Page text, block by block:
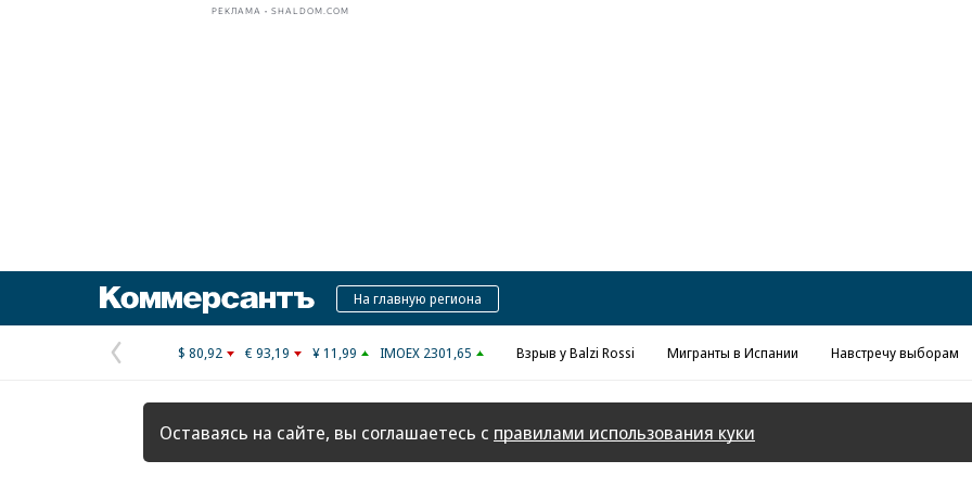
РЕКЛАМА • SHALDOM.COM
КоммерсантъНа главную региона
Предыдущая
страница
$ 80,92 € 93,19 ¥ 11,99 IMOEX 2301,65 Взрыв у Balzi Rossi Мигранты в Испании Навстречу выборам
Оставаясь на сайте, вы соглашаетесь с правилами использования куки